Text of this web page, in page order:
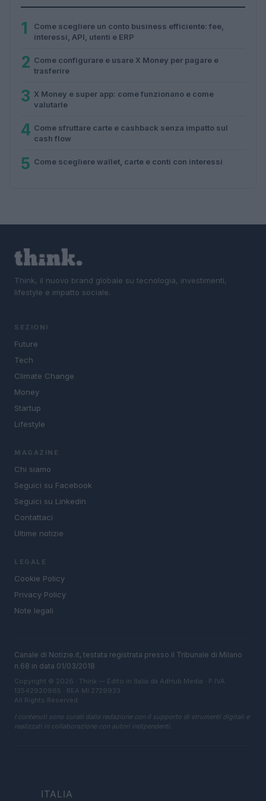
1
Come scegliere un conto business efficiente: fee,
interessi, API, utenti e ERP
2 Come configurare e usare X Money per pagare e
trasferire
3 X Money e super app: come funzionano e come
valutarle
4 Come sfruttare carte e cashback senza impatto sul
cash flow
5 Come scegliere wallet, carte e conti con interessi
Think, il nuovo brand globale su tecnologia, investimenti,
lifestyle e impatto sociale.
SEZIONI
Future
Tech
Climate Change
Money
Startup
Lifestyle
MAGAZINE
Chi siamo
Seguici su Facebook
Seguici su Linkedin
Contattaci
Ultime notizie
LEGALE
Cookie Policy
Privacy Policy
Note legali
Canale di Notizie.it, testata registrata presso il Tribunale di Milano
n.68 in data 01/03/2018
Copyright © 2026 · Think — Edito in Italia da AdHub Media · P.IVA
13542920965 · REA MI 2729933
All Rights Reserved
I contenuti sono curati dalla redazione con il supporto di strumenti digitali e
realizzati in collaborazione con autori indipendenti.
ITALIA